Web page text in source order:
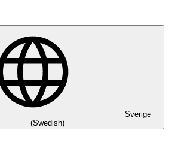
Sverige
(Swedish)